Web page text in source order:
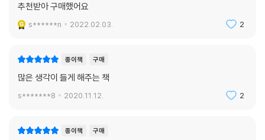
추천받아 구매했어요
s******n 2022.02.03. 2
종이책 구매
많은 생각이 들게 해주는 책
s*******8 2020.11.12. 2
종이책 구매